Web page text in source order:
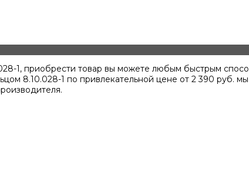
1, приобрести товар вы можете любым быстрым
8.10.028-1 по привлекательной цене от 2 390 руб.